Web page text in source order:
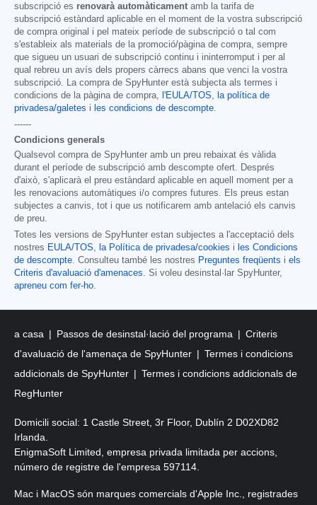
subscripció es renovarà automàticament amb la tarifa de
subscripció estàndard aplicable en el moment de la vostra subscripció
de compra original i pel mateix període de subscripció o tal com
s'estableix als materials de la promoció/pàgina de compra, sempre
que sigueu un usuari de subscripció continu i ininterromput i per al
qual rebreu un avís dels propers càrrecs abans que venci la vostra
subscripció. La compra de SpyHunter està subjecta als termes i
condicions de la pàgina de compra, l'EULA/TOS, la política de
privadesa/galetes i les condicions de descompte.
------
Condicions generals
Qualsevol compra de SpyHunter amb un preu rebaixat és vàlida
durant el període de subscripció amb descompte ofert. Després
d'això, s'aplicarà el preu estàndard aplicable en aquell moment per a
les renovacions automàtiques i/o compres futures. Els preus estan
subjectes a canvis, tot i que us notificarem amb antelació els canvis
de preu.
Totes les versions de SpyHunter estan subjectes a l'acceptació dels
nostres EULA/TOS, la Política de privadesa/cookies i les Condicions
de descompte. Consulteu també les nostres Preguntes freqüents i els
Criteris d'avaluació d'amenaces. Si voleu desinstal·lar SpyHunter,
apreneu com fer-ho.
a casa Passos de desinstal·lació del programa
Criteris
d'avaluació de l'amenaça de SpyHunter
Termes i condicions
addicionals de SpyHunter
Termes i condicions addicionals de
RegHunter
Domicili social: 1 Castle Street, 3r Floor, Dublín 2 D02XD82
Irlanda.
EnigmaSoft Limited, empresa privada limitada per accions,
número de registre de l'empresa 597114.
Mac i MacOS són marques comercials d'Apple Inc., registrades